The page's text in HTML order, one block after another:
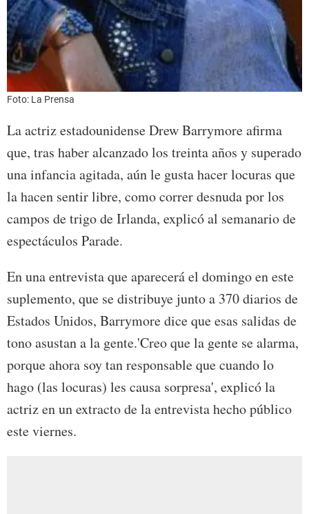
Foto: La Prensa
La actriz estadounidense Drew Barrymore afirma
que, tras haber alcanzado los treinta años y superado
una infancia agitada, aún le gusta hacer locuras que
la hacen sentir libre, como correr desnuda por los
campos de trigo de Irlanda, explicó al semanario de
espectáculos Parade.
En una entrevista que aparecerá el domingo en este
suplemento, que se distribuye junto a 370 diarios de
Estados Unidos, Barrymore dice que esas salidas de
tono asustan a la gente.'Creo que la gente se alarma,
porque ahora soy tan responsable que cuando lo
hago (las locuras) les causa sorpresa', explicó la
actriz en un extracto de la entrevista hecho público
este viernes.